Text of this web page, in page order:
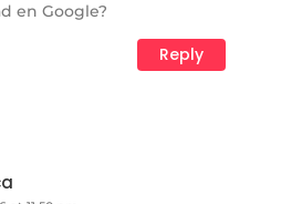
en Google?
Reply